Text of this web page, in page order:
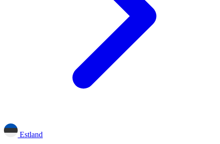
Estland